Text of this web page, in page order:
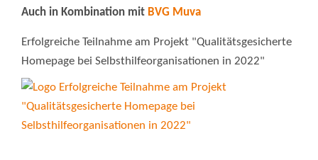
Auch in Kombination mit BVG Muva
Erfolgreiche Teilnahme am Projekt "Qualitätsgesicherte
Homepage bei Selbsthilfeorganisationen in 2022"